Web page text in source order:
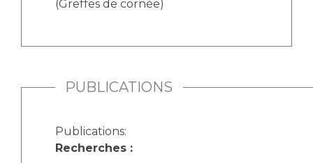
(Greffes de cornée)
PUBLICATIONS
Publications:
Recherches :